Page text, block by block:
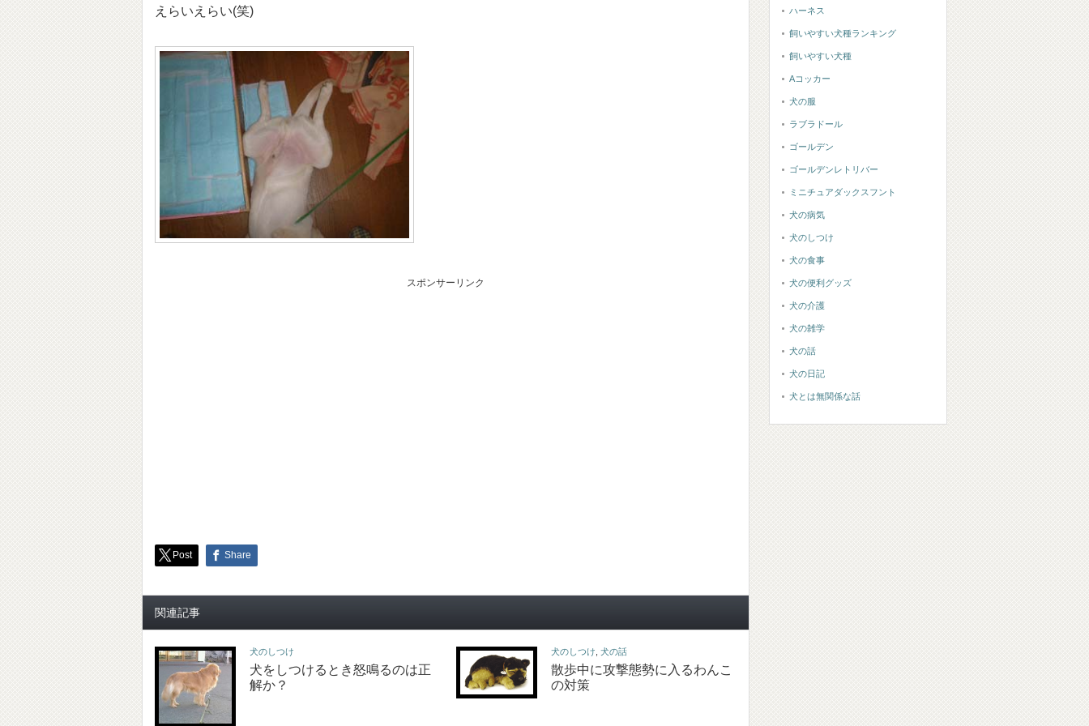
えらいえらい(笑)
スポンサーリンク
Post Share
関連記事
犬のしつけ
犬をしつけるとき怒鳴るのは正
解か？
犬のしつけ 犬の話
散歩中に攻撃態勢に入るわんこ
の対策
ハーネス
飼いやすい犬種ランキング
飼いやすい犬種
Aコッカー
犬の服
ラブラドール
ゴールデン
ゴールデンレトリバー
ミニチュアダックスフント
犬の病気
犬のしつけ
犬の食事
犬の便利グッズ
犬の介護
犬の雑学
犬の話
犬の日記
犬とは無関係な話